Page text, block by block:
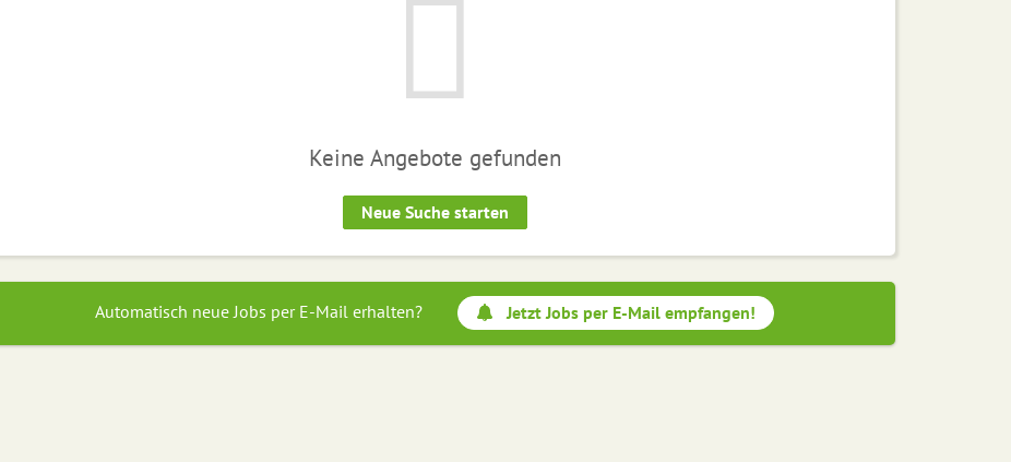
Keine Angebote gefunden
Neue Suche starten
Automatisch neue Jobs per E-Mail erhalten? Jetzt Jobs per E-Mail empfangen!